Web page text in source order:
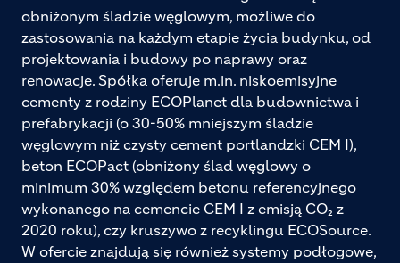
obniżonym śladzie węglowym, możliwe do
zastosowania na każdym etapie życia budynku, od
projektowania i budowy po naprawy oraz
renowacje. Spółka oferuje m.in. niskoemisyjne
cementy z rodziny ECOPlanet dla budownictwa i
prefabrykacji (o 30-50% mniejszym śladzie
węglowym niż czysty cement portlandzki CEM I),
beton ECOPact (obniżony ślad węglowy o
minimum 30% względem betonu referencyjnego
wykonanego na cemencie CEM I z emisją CO₂ z
2020 roku), czy kruszywo z recyklingu ECOSource.
W ofercie znajdują się również systemy podłogowe,